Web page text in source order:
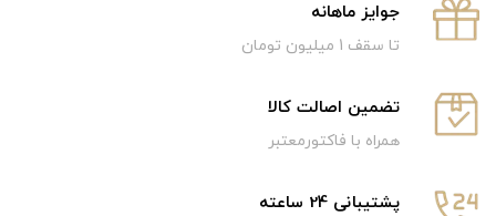
جوایز ماهانه
تا سقف 1 میلیون تومان
تضمین اصالت کالا
همراه با فاکتورمعتبر
پشتیبانی 24 ساعته